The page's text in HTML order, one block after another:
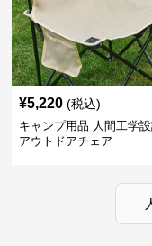
¥5,220 (税込)
キャンプ用品 人間工学
アウトドアチェア